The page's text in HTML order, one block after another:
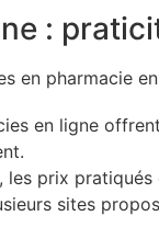
:
en pharmacie
en ligne
les prix
sites